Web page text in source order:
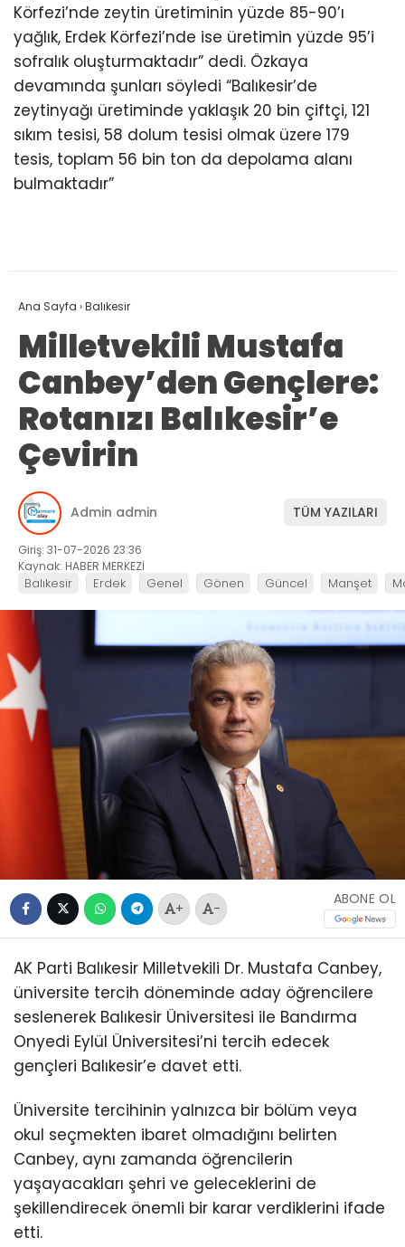
Körfezi’nde zeytin üretiminin yüzde 85-90’ı
yağlık, Erdek Körfezi’nde ise üretimin yüzde 95’i
sofralık oluşturmaktadır” dedi. Özkaya
devamında şunları söyledi “Balıkesir’de
zeytinyağı üretiminde yaklaşık 20 bin çiftçi, 121
sıkım tesisi, 58 dolum tesisi olmak üzere 179
tesis, toplam 56 bin ton da depolama alanı
bulmaktadır”
Ana Sayfa ›Balıkesir
Milletvekili Mustafa
Canbey’den Gençlere:
Rotanızı Balıkesir’e
Çevirin
Admin admin TÜM YAZILARI
Giriş: 31-07-2026 23:36
Kaynak: HABER MERKEZİ
Balıkesir Erdek Genel Gönen Güncel Manşet
+ -
ABONE OL
AK Parti Balıkesir Milletvekili Dr. Mustafa Canbey,
üniversite tercih döneminde aday öğrencilere
seslenerek Balıkesir Üniversitesi ile Bandırma
Onyedi Eylül Üniversitesi’ni tercih edecek
gençleri Balıkesir’e davet etti.
Üniversite tercihinin yalnızca bir bölüm veya
okul seçmekten ibaret olmadığını belirten
Canbey, aynı zamanda öğrencilerin
yaşayacakları şehri ve geleceklerini de
şekillendirecek önemli bir karar verdiklerini ifade
etti.